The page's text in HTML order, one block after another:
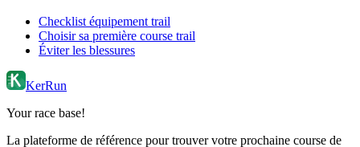
Checklist équipement trail
Choisir sa première course trail
Éviter les blessures
KerRun
Your race base!
La plateforme de référence pour trouver votre prochaine course de